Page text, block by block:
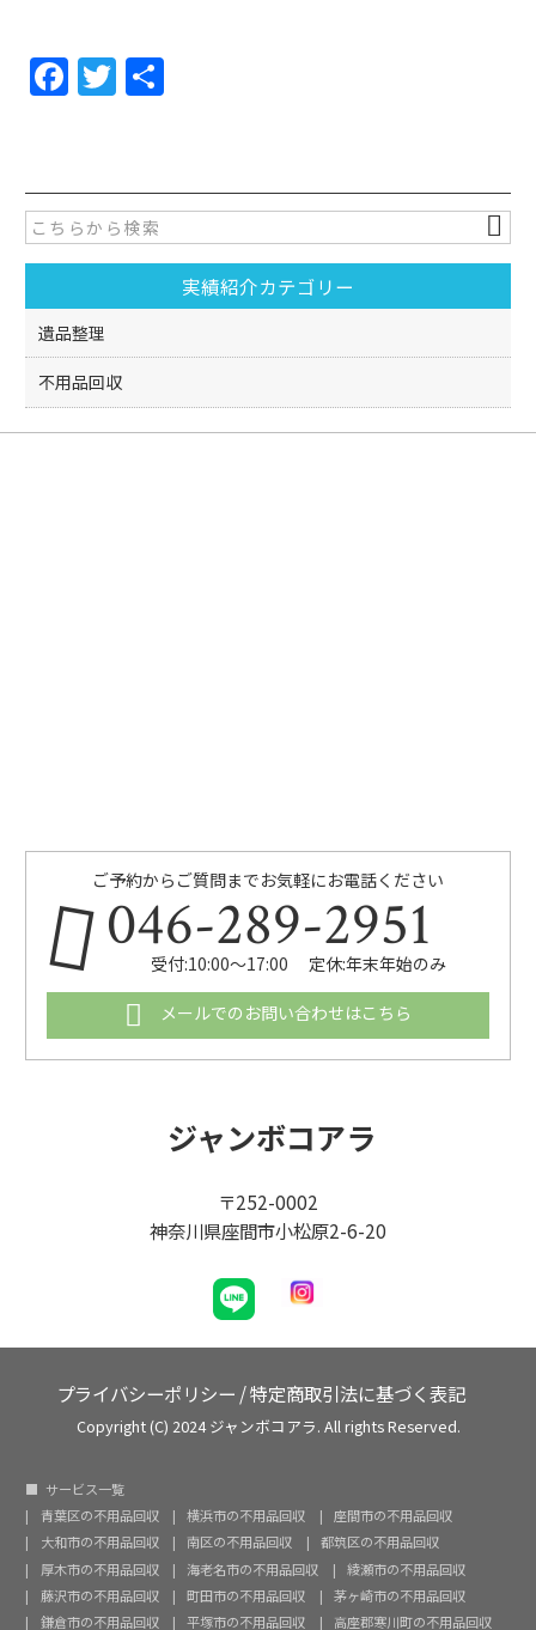
F
a
e
b
o
o
k
T
w
er
実績紹介カテゴリー
遺品整理
不用品回収
ご予約からご質問までお気軽にお電話ください
046-289-2951
受付:10:00～17:00 定休:年末年始のみ
メールでのお問い合わせはこちら
ジャンボコアラ
〒252-0002
神奈川県座間市小松原2-6-20
プライバシーポリシー /特定商取引法に基づく表記
Copyright (C) 2024 ジャンボコアラ. All rights Reserved.
サービス一覧
青葉区の不用品回収
横浜市の不用品回収
座間市の不用品回収
大和市の不用品回収
南区の不用品回収
都筑区の不用品回収
厚木市の不用品回収
海老名市の不用品回収
綾瀬市の不用品回収
藤沢市の不用品回収
町田市の不用品回収
茅ヶ崎市の不用品回収
鎌倉市の不用品回収
平塚市の不用品回収 高座郡寒川町の不用品回収